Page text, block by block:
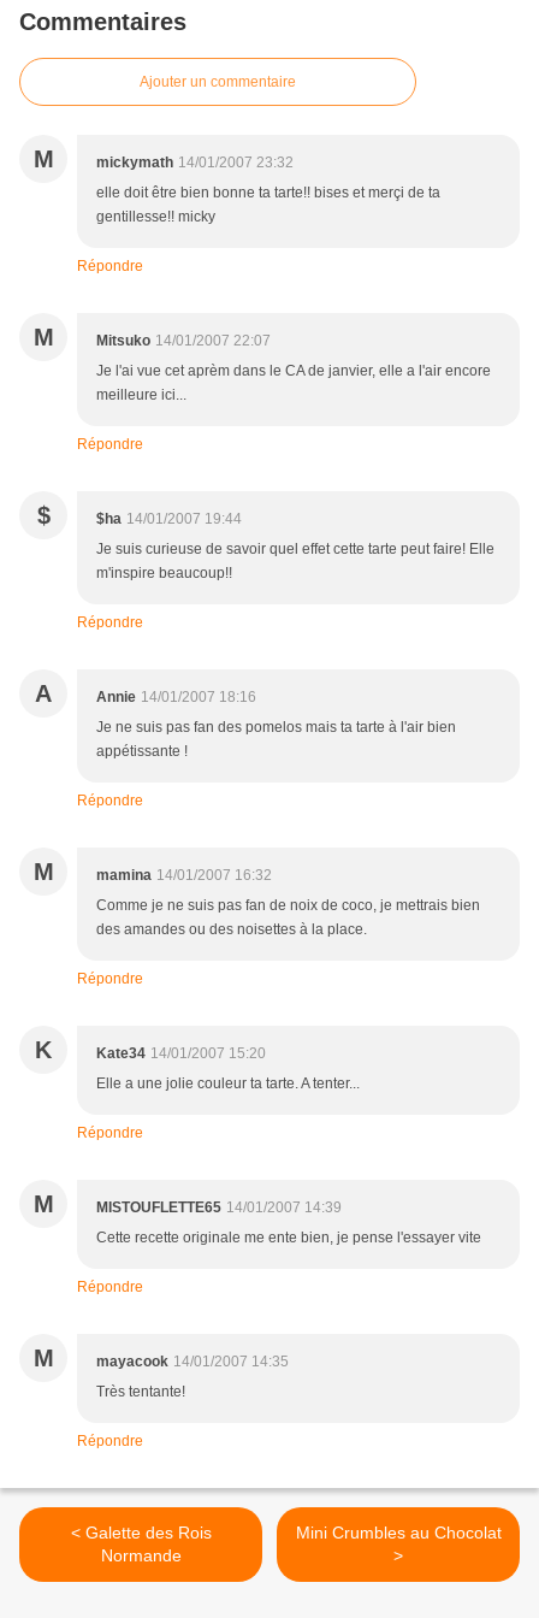
Commentaires
Ajouter un commentaire
M mickymath 14/01/2007 23:32
elle doit être bien bonne ta tarte!! bises et merçi de ta
gentillesse!! micky
Répondre
M Mitsuko 14/01/2007 22:07
Je l'ai vue cet aprèm dans le CA de janvier, elle a l'air encore
meilleure ici...
Répondre
$ $ha 14/01/2007 19:44
Je suis curieuse de savoir quel effet cette tarte peut faire! Elle
m'inspire beaucoup!!
Répondre
A Annie 14/01/2007 18:16
Je ne suis pas fan des pomelos mais ta tarte à l'air bien
appétissante !
Répondre
M mamina 14/01/2007 16:32
Comme je ne suis pas fan de noix de coco, je mettrais bien
des amandes ou des noisettes à la place.
Répondre
K Kate34 14/01/2007 15:20
Elle a une jolie couleur ta tarte. A tenter...
Répondre
M MISTOUFLETTE65 14/01/2007 14:39
Cette recette originale me ente bien, je pense l'essayer vite
Répondre
M mayacook 14/01/2007 14:35
Très tentante!
Répondre
< Galette des Rois
Normande
Mini Crumbles au Chocolat
>